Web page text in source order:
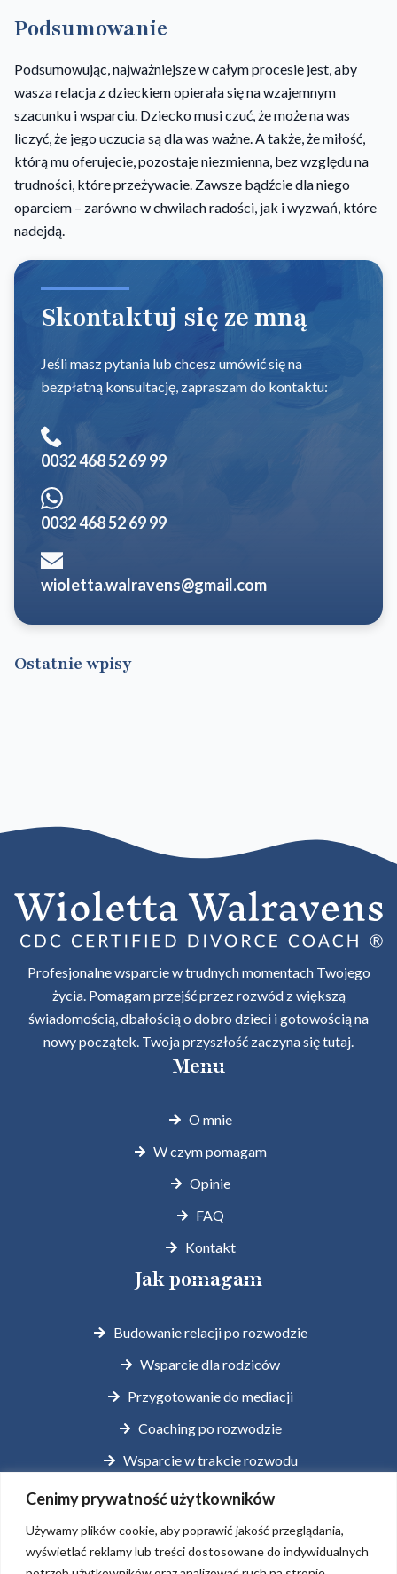
Cenimy prywatność użytkowników
Używamy plików cookie, aby poprawić jakość przeglądania,
wyświetlać reklamy lub treści dostosowane do indywidualnych
Podsumowanie
Podsumowując, najważniejsze w całym procesie jest, aby
wasza relacja z dzieckiem opierała się na wzajemnym
szacunku i wsparciu. Dziecko musi czuć, że może na was
liczyć, że jego uczucia są dla was ważne. A także, że miłość,
którą mu oferujecie, pozostaje niezmienna, bez względu na
trudności, które przeżywacie. Zawsze bądźcie dla niego
oparciem – zarówno w chwilach radości, jak i wyzwań, które
nadejdą.
Skontaktuj się ze mną
Jeśli masz pytania lub chcesz umówić się na
bezpłatną konsultację, zapraszam do kontaktu:
0032 468 52 69 99
0032 468 52 69 99
wioletta.walravens@gmail.com
Ostatnie wpisy
Profesjonalne wsparcie w trudnych momentach Twojego
życia. Pomagam przejść przez rozwód z większą
świadomością, dbałością o dobro dzieci i gotowością na
nowy początek. Twoja przyszłość zaczyna się tutaj.
Menu
O mnie
W czym pomagam
Opinie
FAQ
Kontakt
Jak pomagam
Budowanie relacji po rozwodzie
Wsparcie dla rodziców
Przygotowanie do mediacji
Coaching po rozwodzie
Wsparcie w trakcie rozwodu
Coaching przed rozwodem
Kontakt